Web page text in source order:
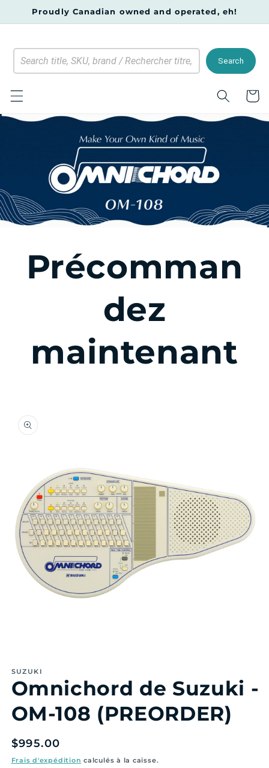
passer
au
Proudly Canadian owned and operated, eh!
Search
Panier
Précomman
dez
maintenant
le
featured
dans
une
fenêtre
modale
SUZUKI
Omnichord de Suzuki -
OM-108 (PREORDER)
Prix
régulier
$995.00
Frais d'expédition calculés à la caisse.